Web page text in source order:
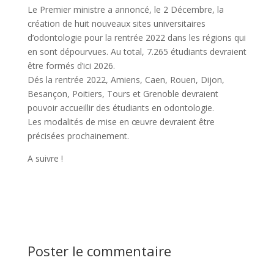
Le Premier ministre a annoncé, le 2 Décembre, la
création de huit nouveaux sites universitaires
d’odontologie pour la rentrée 2022 dans les régions qui
en sont dépourvues. Au total, 7.265 étudiants devraient
être formés d’ici 2026.
Dés la rentrée 2022, Amiens, Caen, Rouen, Dijon,
Besançon, Poitiers, Tours et Grenoble devraient
pouvoir accueillir des étudiants en odontologie.
Les modalités de mise en œuvre devraient être
précisées prochainement.
A suivre !
Poster le commentaire